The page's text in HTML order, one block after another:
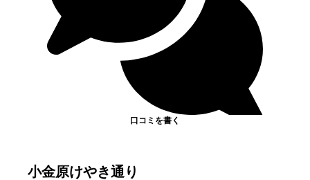
口コミを書く
小金原けやき通り